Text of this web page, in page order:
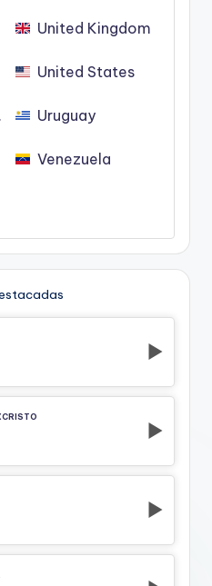
United Kingdom
United States
Uruguay
Venezuela